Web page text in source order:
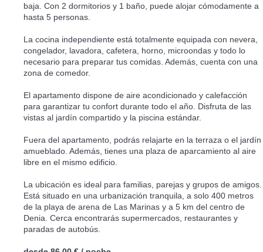
baja. Con 2 dormitorios y 1 baño, puede alojar cómodamente a
hasta 5 personas.
La cocina independiente está totalmente equipada con nevera,
congelador, lavadora, cafetera, horno, microondas y todo lo
necesario para preparar tus comidas. Además, cuenta con una
zona de comedor.
El apartamento dispone de aire acondicionado y calefacción
para garantizar tu confort durante todo el año. Disfruta de las
vistas al jardín compartido y la piscina estándar.
Fuera del apartamento, podrás relajarte en la terraza o el jardín
amueblado. Además, tienes una plaza de aparcamiento al aire
libre en el mismo edificio.
La ubicación es ideal para familias, parejas y grupos de amigos.
Está situado en una urbanización tranquila, a solo 400 metros
de la playa de arena de Las Marinas y a 5 km del centro de
Denia. Cerca encontrarás supermercados, restaurantes y
paradas de autobús.